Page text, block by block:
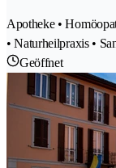
Apotheke •
• Naturheilpraxis •
Geöffnet